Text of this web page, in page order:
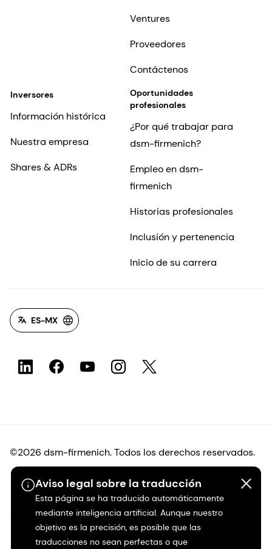
Aviso legal sobre la traducción
Esta página se ha traducido automáticamente
mediante inteligencia artificial. Aunque nuestro
objetivo es la precisión, es posible que las
traducciones no sean perfectas o que
Ventures
Proveedores
Contáctenos
Inversores
Información histórica
Nuestra empresa
Shares & ADRs
Oportunidades
profesionales
¿Por qué trabajar para
dsm-firmenich?
Empleo en dsm-
firmenich
Historias profesionales
Inclusión y pertenencia
Inicio de su carrera
ES-MX
©2026 dsm-firmenich. Todos los derechos reservados.
Protección de datos
Condiciones de uso